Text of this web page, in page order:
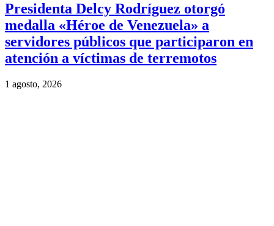
Presidenta Delcy Rodríguez otorgó
medalla «Héroe de Venezuela» a
servidores públicos que participaron en
atención a víctimas de terremotos
1 agosto, 2026